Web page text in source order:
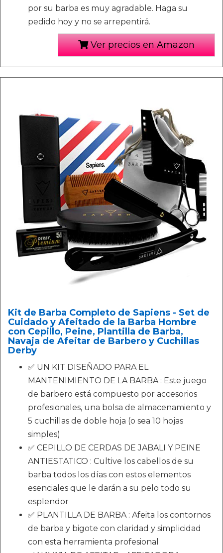
por su barba es muy agradable. Haga su
pedido hoy y no se arrepentirá.
Ver precios en Amazon
Kit de Barba Completo de Sapiens - Set de
Cuidado y Afeitado de la Barba Hombre
con Cepillo, Peine, Plantilla de Barba,
Navaja de Afeitar de Barbero y Cuchillas
Derby
✅ UN KIT DISEÑADO PARA EL
MANTENIMIENTO DE LA BARBA : Este juego
de barbero está compuesto por accesorios
profesionales, una bolsa de almacenamiento y
5 cuchillas de doble hoja (o sea 10 hojas
simples)
✅ CEPILLO DE CERDAS DE JABALI Y PEINE
ANTIESTATICO : Cultive los cabellos de su
barba todos los días con estos elementos
esenciales que le darán a su pelo todo su
esplendor
✅ PLANTILLA DE BARBA : Afeita los contornos
de barba y bigote con claridad y simplicidad
con esta herramienta profesional